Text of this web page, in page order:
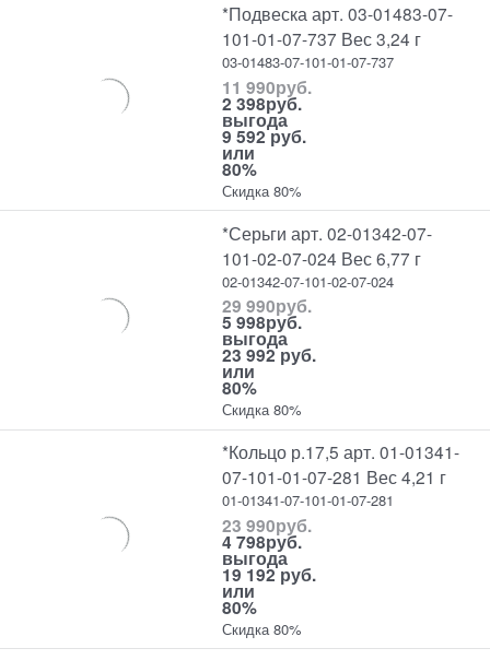
*Подвеска арт. 03-01483-07-
101-01-07-737 Вес 3,24 г
03-01483-07-101-01-07-737
11 990руб.
2 398руб.
выгода
9 592 руб.
или
80%
Скидка 80%
*Серьги арт. 02-01342-07-
101-02-07-024 Вес 6,77 г
02-01342-07-101-02-07-024
29 990руб.
5 998руб.
выгода
23 992 руб.
или
80%
Скидка 80%
*Кольцо р.17,5 арт. 01-01341-
07-101-01-07-281 Вес 4,21 г
01-01341-07-101-01-07-281
23 990руб.
4 798руб.
выгода
19 192 руб.
или
80%
Скидка 80%